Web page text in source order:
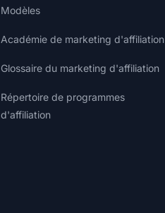
Modèles
Académie de marketing d'affiliation
Glossaire du marketing d'affiliation
Répertoire de programmes
d'affiliation